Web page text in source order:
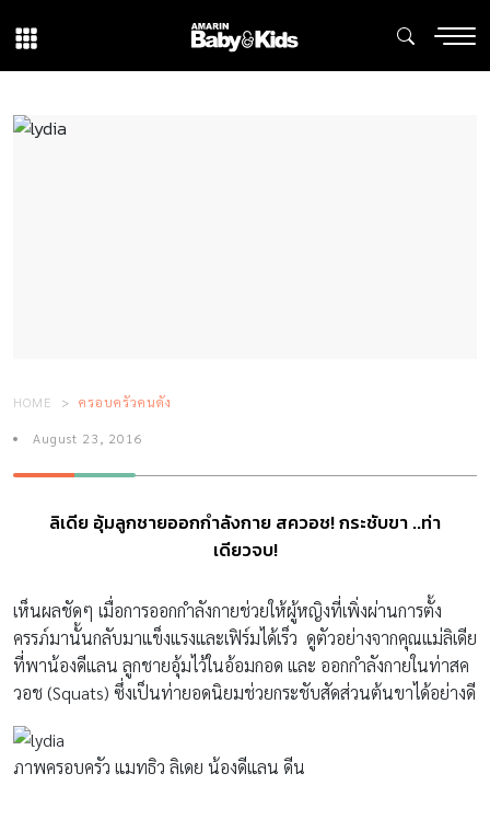
HOME ครอบครัวคนดัง
August 23, 2016
ลิเดีย อุ้มลูกชายออกกำลังกาย สควอช! กระชับขา ..ท่า
เดียวจบ!
เห็นผลชัดๆ เมื่อการออกกำลังกายช่วยให้ผู้หญิงที่เพิ่งผ่านการตั้ง
ครรภ์มานั้นกลับมาแข็งแรงและเฟิร์มได้เร็ว ดูตัวอย่างจากคุณแม่ลิเดีย
ที่พาน้องดีแลน ลูกชายอุ้มไว้ในอ้อมกอด และ ออกกำลังกายในท่าสค
วอช (Squats) ซึ่งเป็นท่ายอดนิยมช่วยกระชับสัดส่วนต้นขาได้อย่างดี
ภาพครอบครัว แมทธิว ลิเดย น้องดีแลน ดีน